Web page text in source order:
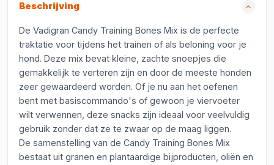
Beschrijving
De Vadigran Candy Training Bones Mix is de perfecte
traktatie voor tijdens het trainen of als beloning voor je
hond. Deze mix bevat kleine, zachte snoepjes die
gemakkelijk te verteren zijn en door de meeste honden
zeer gewaardeerd worden. Of je nu aan het oefenen
bent met basiscommando's of gewoon je viervoeter
wilt verwennen, deze snacks zijn ideaal voor veelvuldig
gebruik zonder dat ze te zwaar op de maag liggen.
De samenstelling van de Candy Training Bones Mix
bestaat uit granen en plantaardige bijproducten, oliën en